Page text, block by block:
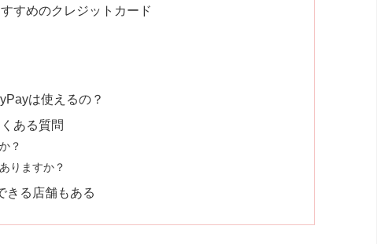
すめのクレジットカード
は使えるの？
ある質問
？
りますか？
きる店舗もある